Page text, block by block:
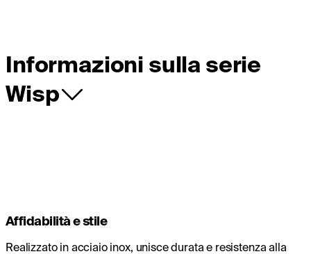
Informazioni sulla serie
Wisp
Affidabilità e stile
Realizzato in acciaio inox, unisce durata e resistenza alla